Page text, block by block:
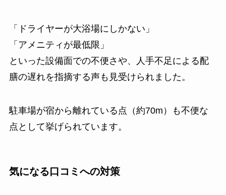
「ドライヤーが大浴場にしかない」
「アメニティが最低限」
といった設備面での不便さや、人手不足による配
膳の遅れを指摘する声も見受けられました。
駐車場が宿から離れている点（約70m）も不便な
点として挙げられています。
気になる口コミへの対策